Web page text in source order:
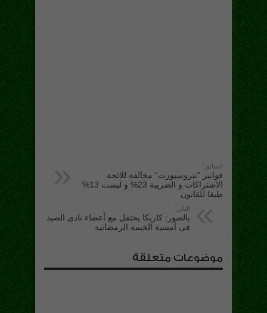
السابق:
فواتير “بتروسبورت” مخالفة للائحة
الاشتراكات و الضريبة 23% و ليست 13%
طبقا للقانون
التالي:
بالصور: كاريكا يحتفل مع أعضاء نادى الصيد
فى أمسية الخيمة الرمضانية
موضوعات متعلقة